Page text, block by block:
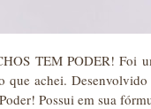
TEM PODER! Foi
achei.
Possui em sua